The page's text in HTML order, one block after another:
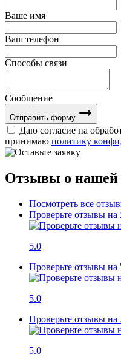
Ваше имя
Ваш телефон
Способы связи
Сообщение
Отправить форму
Даю согласие на
принимаю политику
Отзывы о нашей
Посмотреть все
Проверьте отзывы на
5.0
Проверьте отзывы на
5.0
Проверьте отзывы
5.0